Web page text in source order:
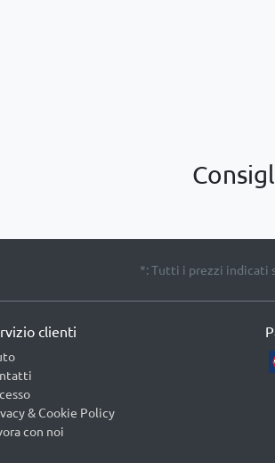
*: Tutti i prezzi indicati
clienti
& Cookie Policy
con noi